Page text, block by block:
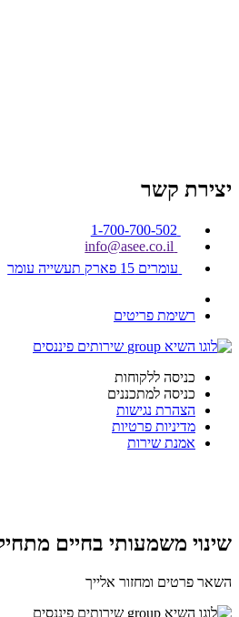
יצירת קשר
1-700-700-502
info@asee.co.il
עומרים 15 פארק תעשייה עומר
רשימת פריטים
כניסה ללקוחות
כניסה למתכננים
הצהרת נגישות
מדיניות פרטיות
אמנת שירות
שינוי משמעותי בחיים
השאר פרטים ומחזור אלייך